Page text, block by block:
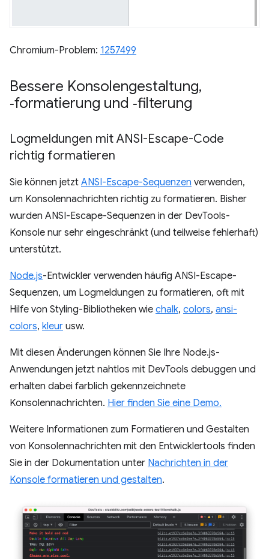
Chromium-Problem: 1257499
Bessere Konsolengestaltung,
‑formatierung und ‑filterung
Logmeldungen mit ANSI-Escape-Code
richtig formatieren
Sie können jetzt ANSI-Escape-Sequenzen verwenden,
um Konsolennachrichten richtig zu formatieren. Bisher
wurden ANSI-Escape-Sequenzen in der DevTools-
Konsole nur sehr eingeschränkt (und teilweise fehlerhaft)
unterstützt.
Node.js-Entwickler verwenden häufig ANSI-Escape-
Sequenzen, um Logmeldungen zu formatieren, oft mit
Hilfe von Styling-Bibliotheken wie chalk, colors, ansi-
colors, kleur usw.
Mit diesen Änderungen können Sie Ihre Node.js-
Anwendungen jetzt nahtlos mit DevTools debuggen und
erhalten dabei farblich gekennzeichnete
Konsolennachrichten. Hier finden Sie eine Demo.
Weitere Informationen zum Formatieren und Gestalten
von Konsolennachrichten mit den Entwicklertools finden
Sie in der Dokumentation unter Nachrichten in der
Konsole formatieren und gestalten.